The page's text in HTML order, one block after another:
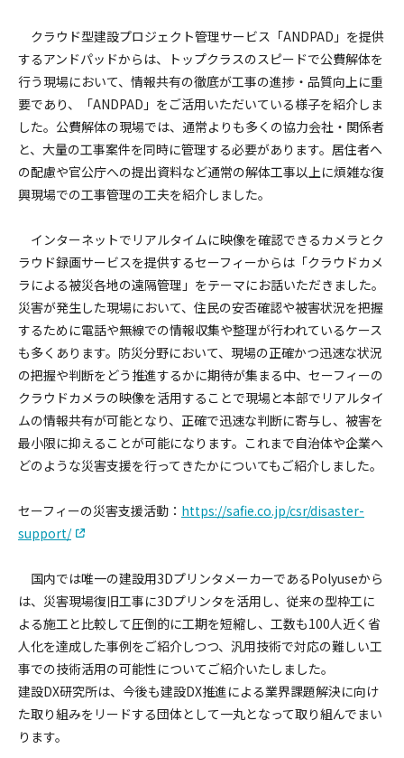
クラウド型建設プロジェクト管理サービス「ANDPAD」を提供
するアンドパッドからは、トップクラスのスピードで公費解体を
行う現場において、情報共有の徹底が工事の進捗・品質向上に重
要であり、「ANDPAD」をご活用いただいている様子を紹介しま
した。公費解体の現場では、通常よりも多くの協力会社・関係者
と、大量の工事案件を同時に管理する必要があります。居住者へ
の配慮や官公庁への提出資料など通常の解体工事以上に煩雑な復
興現場での工事管理の工夫を紹介しました。
インターネットでリアルタイムに映像を確認できるカメラとク
ラウド録画サービスを提供するセーフィーからは「クラウドカメ
ラによる被災各地の遠隔管理」をテーマにお話いただきました。
災害が発生した現場において、住民の安否確認や被害状況を把握
するために電話や無線での情報収集や整理が行われているケース
も多くあります。防災分野において、現場の正確かつ迅速な状況
の把握や判断をどう推進するかに期待が集まる中、セーフィーの
クラウドカメラの映像を活用することで現場と本部でリアルタイ
ムの情報共有が可能となり、正確で迅速な判断に寄与し、被害を
最小限に抑えることが可能になります。これまで自治体や企業へ
どのような災害支援を行ってきたかについてもご紹介しました。
セーフィーの災害支援活動： https://safie.co.jp/csr/disaster-
support/
国内では唯一の建設用3DプリンタメーカーであるPolyuseから
は、災害現場復旧工事に3Dプリンタを活用し、従来の型枠工に
よる施工と比較して圧倒的に工期を短縮し、工数も100人近く省
人化を達成した事例をご紹介しつつ、汎用技術で対応の難しい工
事での技術活用の可能性についてご紹介いたしました。
建設DX研究所は、今後も建設DX推進による業界課題解決に向け
た取り組みをリードする団体として一丸となって取り組んでまい
ります。